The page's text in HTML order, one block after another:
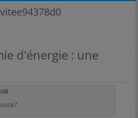
d'énergie : une